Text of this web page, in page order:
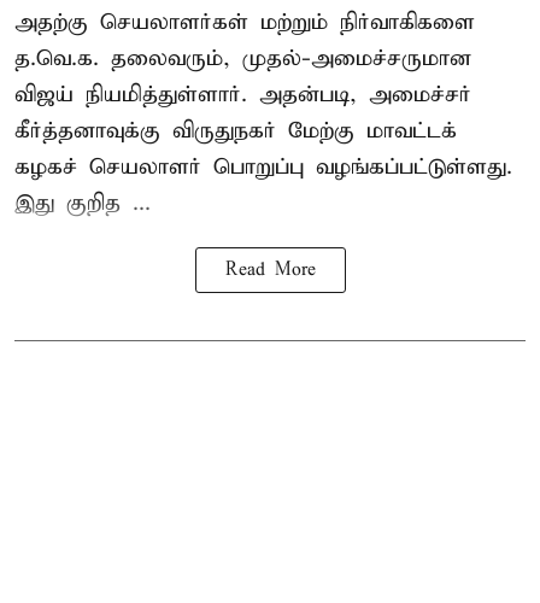
அதற்கு செயலாளர்கள் மற்றும் நிர்வாகிகளை
த.வெ.க. தலைவரும், முதல்-அமைச்சருமான
விஜய் நியமித்துள்ளார். அதன்படி, அமைச்சர்
கீர்த்தனாவுக்கு விருதுநகர் மேற்கு மாவட்டக்
கழகச் செயலாளர் பொறுப்பு வழங்கப்பட்டுள்ளது.
இது குறித ...
Read More